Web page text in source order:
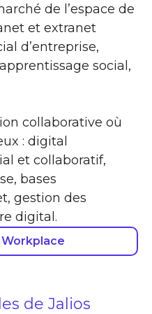
de l’espace de
et extranet
d’entreprise,
social,
collaborative où
: digital
et collaboratif,
bases
gestion des
digital.
de Jalios